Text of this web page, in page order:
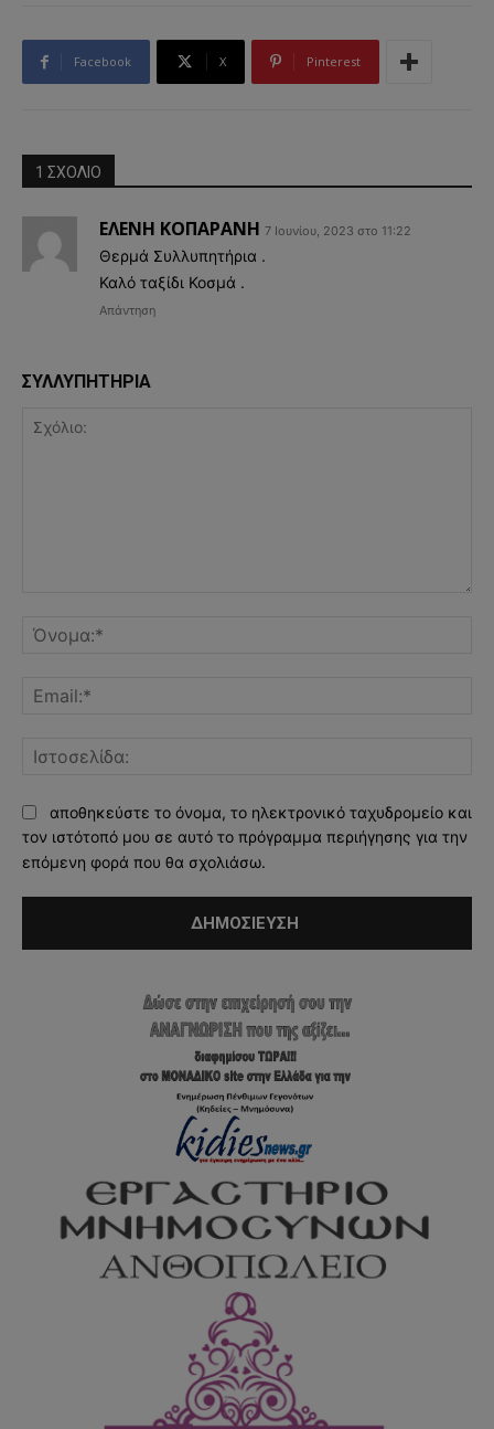
Facebook X Pinterest
1 ΣΧΟΛΙΟ
ΕΛΕΝΗ ΚΟΠΑΡΑΝΗ 7 Ιουνίου, 2023 στο 11:22
Θερμά Συλλυπητήρια .
Καλό ταξίδι Κοσμά .
Απάντηση
ΣΥΛΛΥΠΗΤΗΡΙΑ
αποθηκεύστε το όνομα, το ηλεκτρονικό ταχυδρομείο και
τον ιστότοπό μου σε αυτό το πρόγραμμα περιήγησης για την
επόμενη φορά που θα σχολιάσω.